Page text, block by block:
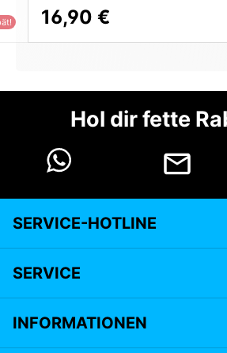
16,90 €
Hol dir fette
SERVICE-HOTLINE
SERVICE
INFORMATIONEN